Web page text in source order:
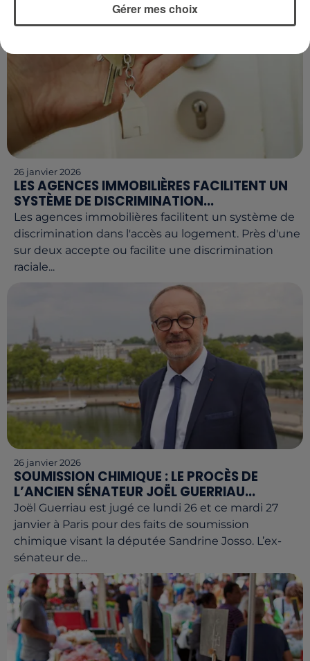
26 janvier 2026
LES AGENCES IMMOBILIÈRES FACILITENT UN
SYSTÈME DE DISCRIMINATION...
Les agences immobilières facilitent un système de
discrimination dans l'accès au logement. Près d'une
sur deux accepte ou facilite une discrimination
raciale...
26 janvier 2026
SOUMISSION CHIMIQUE : LE PROCÈS DE
L’ANCIEN SÉNATEUR JOËL GUERRIAU...
Joël Guerriau est jugé ce lundi 26 et ce mardi 27
janvier à Paris pour des faits de soumission
chimique visant la députée Sandrine Josso. L’ex-
sénateur de...
Gérer mes choix